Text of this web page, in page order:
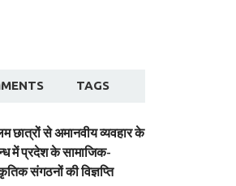
TAGS
छात्रों से अमानवीय व्यवहार के
में प्रदेश के सामाजिक-
संगठनों की विज्ञप्ति